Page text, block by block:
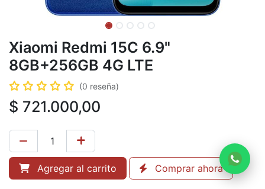
Xiaomi Redmi 15C 6.9"
8GB+256GB 4G LTE
(0 reseña)
$ 721.000,00
Agregar al carrito Comprar ahora